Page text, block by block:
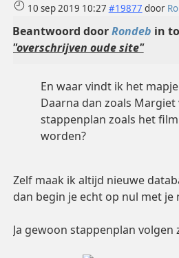
10 sep 2019 10:27 #19877 door
Beantwoord doorRondeb in
"overschrijven oude site"
En waar vindt ik het
Daarna dan zoals
stappenplan zoals het
worden?
Zelf maak ik altijd nieuwe
dan begin je echt op nul met je
Ja gewoon stappenplan volgen